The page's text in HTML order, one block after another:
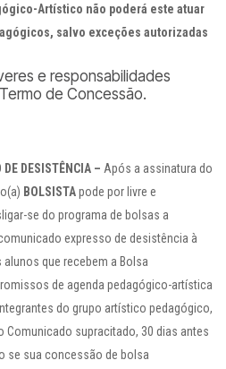
Artístico não poderá este atuar
salvo exceções autorizadas
e responsabilidades
de Concessão.
DE DESISTÊNCIA – Após a assinatura do
BOLSISTApode por livre e
se do programa de bolsas a
expresso de desistência à
que recebem a Bolsa
de agenda pedagógico-artística
do grupo artístico pedagógico,
Comunicado supracitado, 30 dias antes
se sua concessão de bolsa